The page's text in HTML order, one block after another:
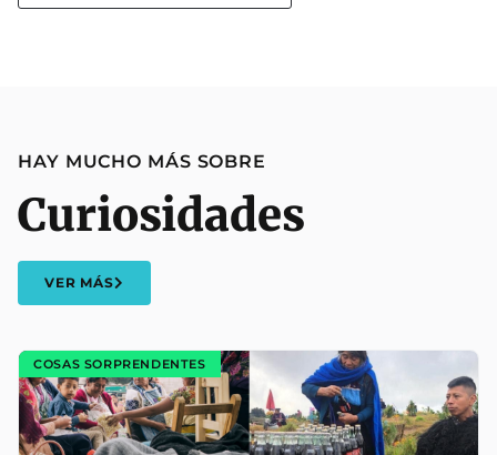
HAY MUCHO MÁS SOBRE
Curiosidades
VER MÁS
COSAS SORPRENDENTES